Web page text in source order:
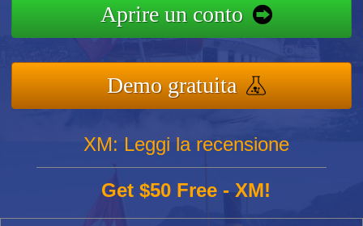
Aprire un conto
Demo gratuita
XM: Leggi la recensione
Get $50 Free - XM!